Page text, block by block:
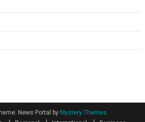
News Portal by Mystery Themes